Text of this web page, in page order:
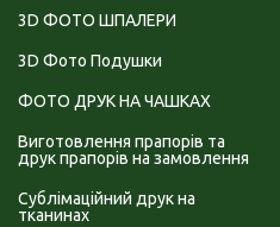
3D ФОТО ШПАЛЕРИ
3D Фото Подушки
ФОТО ДРУК НА ЧАШКАХ
Виготовлення прапорів та
друк прапорів на замовлення
Сублімаційний друк на
тканинах